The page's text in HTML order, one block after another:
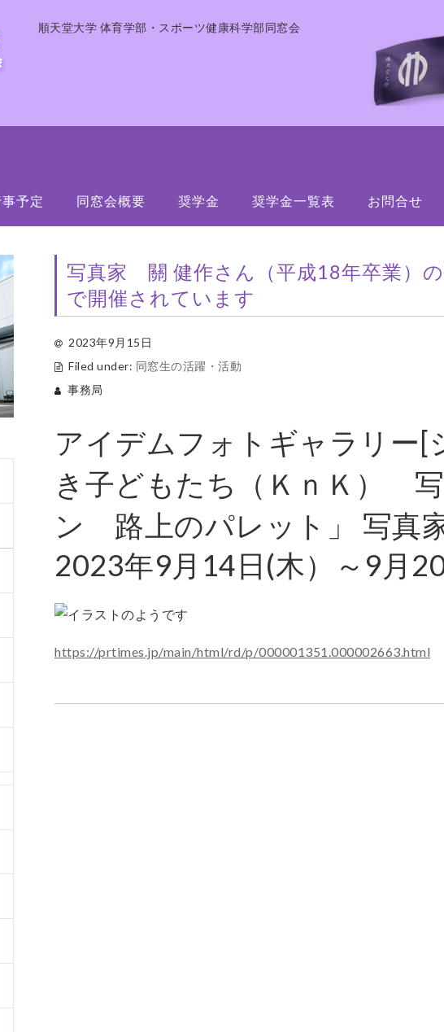
順天堂大学 体育学部・スポーツ健康科学部同窓会
予定 同窓会概要 奨学金 奨学金一覧表 お問合せ
写真家 關 健作さん（平成18年卒業）
で開催されています
2023年9月15日
Filed under: 同窓生の活躍・活動
事務局
アイデムフォトギャラリ
き子どもたち（ＫｎＫ）
ン 路上のパレット」 写真
2023年9月14日(木）～9月20
https://prtimes.jp/main/html/rd/p/000001351.000002663.html